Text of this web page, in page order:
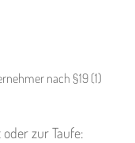
nach §19 (1)
zur Taufe: